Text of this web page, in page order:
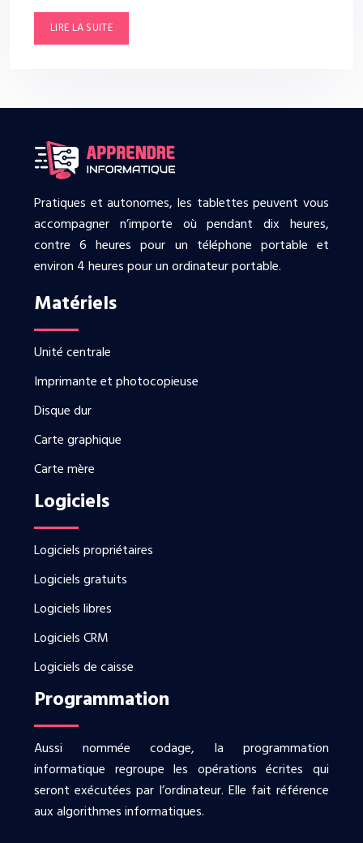
LIRE LA SUITE
Pratiques et autonomes, les tablettes peuvent vous
accompagner n’importe où pendant dix heures,
contre 6 heures pour un téléphone portable et
environ 4 heures pour un ordinateur portable.
Matériels
Unité centrale
Imprimante et photocopieuse
Disque dur
Carte graphique
Carte mère
Logiciels
Logiciels propriétaires
Logiciels gratuits
Logiciels libres
Logiciels CRM
Logiciels de caisse
Programmation
Aussi nommée codage, la programmation
informatique regroupe les opérations écrites qui
seront exécutées par l’ordinateur. Elle fait référence
aux algorithmes informatiques.